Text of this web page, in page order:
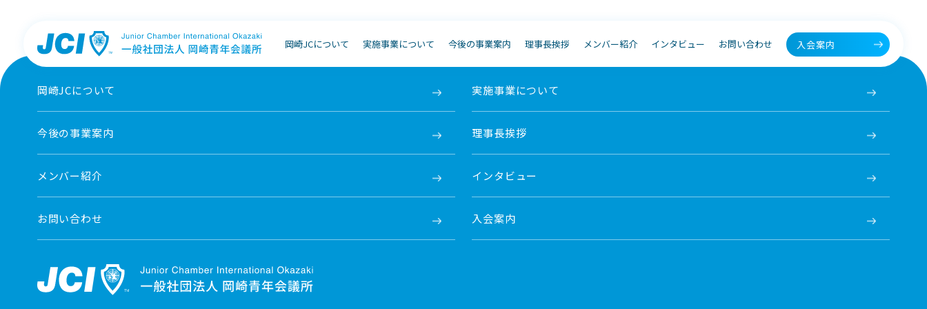
岡崎JCについて 実施事業について 今後の事業案内 理事長挨拶 メンバー紹介 インタビュー お問い合わせ 入会案内
岡崎JCについて 実施事業について
今後の事業案内 理事長挨拶
メンバー紹介 インタビュー
お問い合わせ 入会案内